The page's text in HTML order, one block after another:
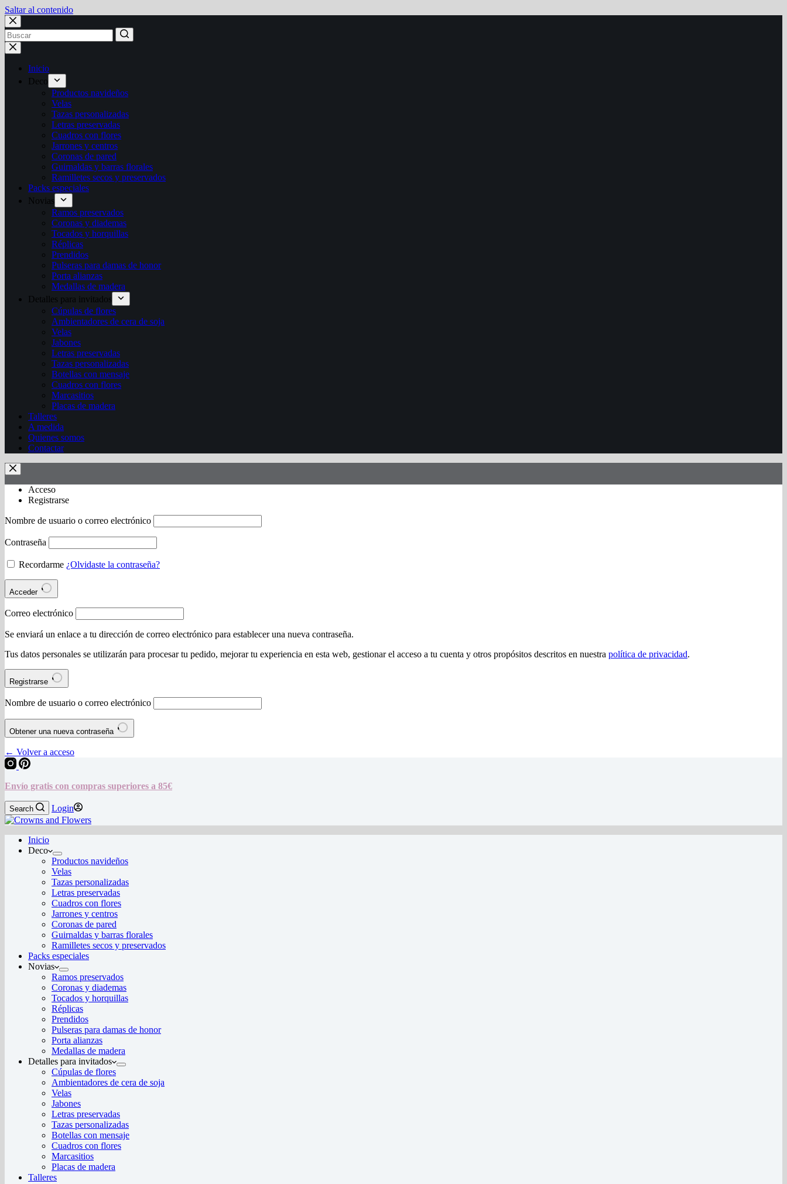
Saltar al contenido
Inicio
Deco
Productos navideños
Velas
Tazas personalizadas
Letras preservadas
Cuadros con flores
Jarrones y centros
Coronas de pared
Guirnaldas y barras florales
Ramilletes secos y preservados
Packs especiales
Novias
Ramos preservados
Coronas y diademas
Tocados y horquillas
Réplicas
Prendidos
Pulseras para damas de honor
Porta alianzas
Medallas de madera
Detalles para invitados
Cúpulas de flores
Ambientadores de cera de soja
Velas
Jabones
Letras preservadas
Tazas personalizadas
Botellas con mensaje
Cuadros con flores
Marcasitios
Placas de madera
Talleres
A medida
Quienes somos
Contactar
Acceso
Registrarse
Nombre de usuario o correo electrónico
Contraseña
Recordarme ¿Olvidaste la contraseña?
Acceder
Correo electrónico
Se enviará un enlace a tu dirección de correo electrónico para establecer una nueva contraseña.
Tus datos personales se utilizarán para procesar tu pedido, mejorar tu experiencia en esta web, gestionar el acceso a tu cuenta y otros propósitos descritos en nuestra política de privacidad.
Registrarse
Nombre de usuario o correo electrónico
Obtener una nueva contraseña
← Volver a acceso
Envío gratis con compras superiores a 85€
Search Login
Inicio
Deco
Productos navideños
Velas
Tazas personalizadas
Letras preservadas
Cuadros con flores
Jarrones y centros
Coronas de pared
Guirnaldas y barras florales
Ramilletes secos y preservados
Packs especiales
Novias
Ramos preservados
Coronas y diademas
Tocados y horquillas
Réplicas
Prendidos
Pulseras para damas de honor
Porta alianzas
Medallas de madera
Detalles para invitados
Cúpulas de flores
Ambientadores de cera de soja
Velas
Jabones
Letras preservadas
Tazas personalizadas
Botellas con mensaje
Cuadros con flores
Marcasitios
Placas de madera
Talleres